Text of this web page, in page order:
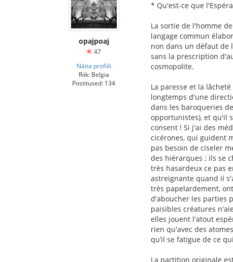
opajpoaj
47
Näita profiili
Riik: Belgia
Postitused: 134
* Qu'est-ce que
La sortie de l'homme
langage commun
non dans un défaut de
sans la prescription
cosmopolite.
La paresse et la
longtemps d'une
dans les baroqueries
opportunistes), et qu'il
consent ! Si j'ai des
cicérones, qui guident
pas besoin de ciseler
des hiérarques ; ils se
très hasardeux ce pas
astreignante quand il
très papelardement,
d'aboucher les parties
paisibles créatures
elles jouent l'atout
rien qu'avec des
qu’il se fatigue de ce
La partition originale